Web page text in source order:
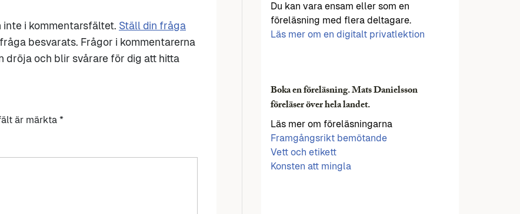
i kommentarsfältet. Ställ din fråga
besvarats. Frågor i kommentarerna
dröja och blir svårare för dig att hitta
är märkta *
Du kan vara ensam eller som en
föreläsning med flera deltagare.
Läs mer om en digitalt privatlektion
Boka en föreläsning. Mats Danielsson
föreläser över hela landet.
Läs mer om föreläsningarna
Framgångsrikt bemötande
Vett och etikett
Konsten att mingla